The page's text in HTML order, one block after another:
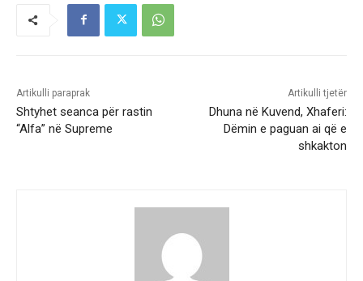
Artikulli paraprak
Shtyhet seanca për rastin
“Alfa” në Supreme
Artikulli tjetër
Dhuna në Kuvend, Xhaferi:
Dëmin e paguan ai që e
shkakton